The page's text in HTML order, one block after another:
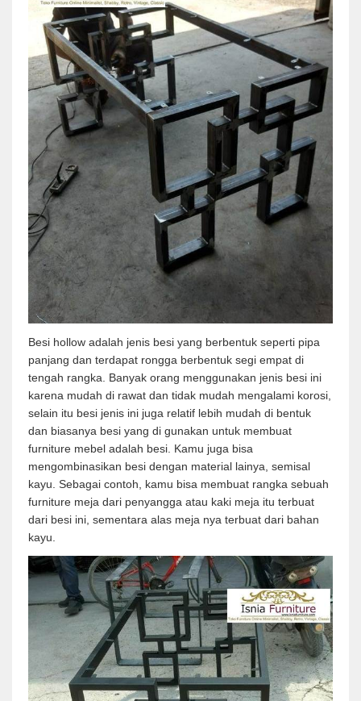
Besi hollow adalah jenis besi yang berbentuk seperti pipa
panjang dan terdapat rongga berbentuk segi empat di
tengah rangka. Banyak orang menggunakan jenis besi ini
karena mudah di rawat dan tidak mudah mengalami korosi,
selain itu besi jenis ini juga relatif lebih mudah di bentuk
dan biasanya besi yang di gunakan untuk membuat
furniture mebel adalah besi. Kamu juga bisa
mengombinasikan besi dengan material lainya, semisal
kayu. Sebagai contoh, kamu bisa membuat rangka sebuah
furniture meja dari penyangga atau kaki meja itu terbuat
dari besi ini, sementara alas meja nya terbuat dari bahan
kayu.